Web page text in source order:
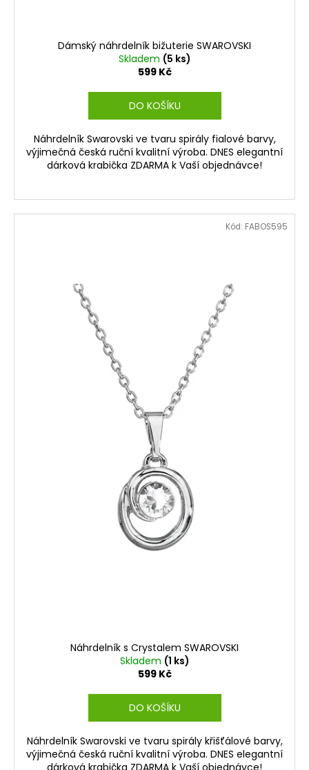
Dámský náhrdelník bižuterie SWAROVSKI
Skladem (5 ks)
599 Kč
DO KOŠÍKU
Náhrdelník Swarovski ve tvaru spirály fialové barvy,
výjimečná česká ruční kvalitní výroba. DNES elegantní
dárková krabička ZDARMA k Vaší objednávce!
Náhrdelník s Crystalem SWAROVSKI
Skladem (1 ks)
599 Kč
DO KOŠÍKU
Náhrdelník Swarovski ve tvaru spirály křišťálové barvy,
výjimečná česká ruční kvalitní výroba. DNES elegantní
Kód: FABOS595